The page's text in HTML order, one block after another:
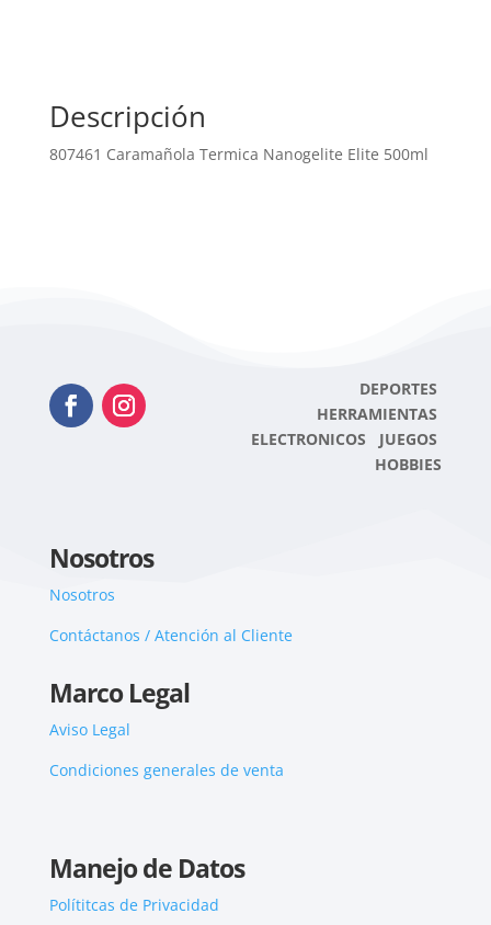
Descripción
807461 Caramañola Termica Nanogelite Elite 500ml
DEPORTES
HERRAMIENTAS
ELECTRONICOS JUEGOS
HOBBIES
Nosotros
Nosotros
Contáctanos / Atención al Cliente
Marco Legal
Aviso Legal
Condiciones generales de venta
Manejo de Datos
Polítitcas de Privacidad